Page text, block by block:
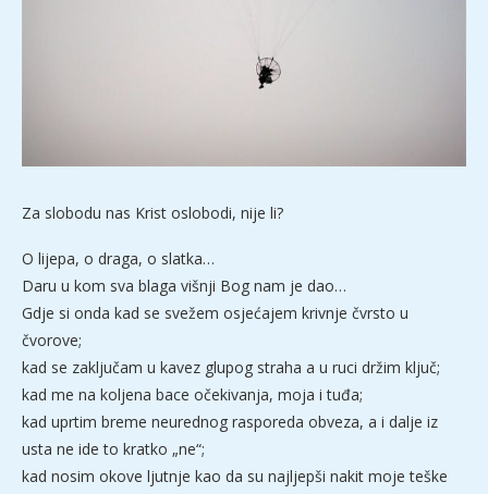
Za slobodu nas Krist oslobodi, nije li?
O lijepa, o draga, o slatka…
Daru u kom sva blaga višnji Bog nam je dao…
Gdje si onda kad se svežem osjećajem krivnje čvrsto u
čvorove;
kad se zaključam u kavez glupog straha a u ruci držim ključ;
kad me na koljena bace očekivanja, moja i tuđa;
kad uprtim breme neurednog rasporeda obveza, a i dalje iz
usta ne ide to kratko „ne“;
kad nosim okove ljutnje kao da su najljepši nakit moje teške